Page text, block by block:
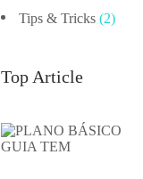
Tips & Tricks (2)
Top Article